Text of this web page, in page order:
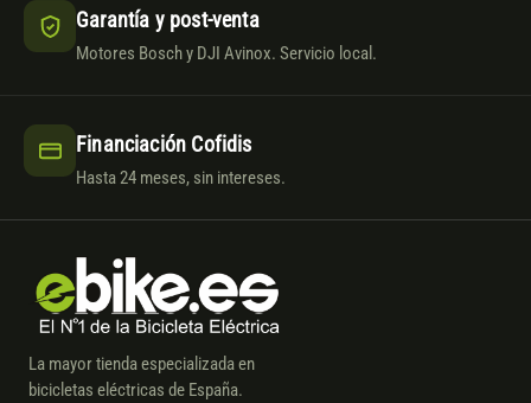
Garantía y post-venta
Motores Bosch y DJI Avinox. Servicio local.
Financiación Cofidis
Hasta 24 meses, sin intereses.
La mayor tienda especializada en
bicicletas eléctricas de España.